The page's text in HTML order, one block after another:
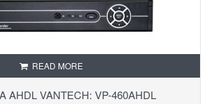
READ MORE
AHDL VANTECH: VP-460AHDL